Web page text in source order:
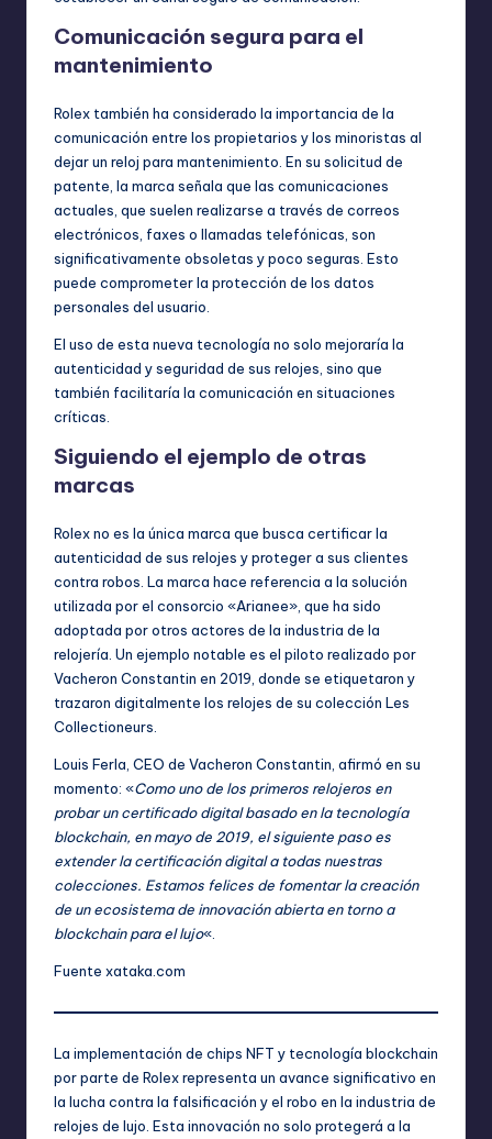
Comunicación segura para el
mantenimiento
Rolex también ha considerado la importancia de la
comunicación entre los propietarios y los minoristas al
dejar un reloj para mantenimiento. En su solicitud de
patente, la marca señala que las comunicaciones
actuales, que suelen realizarse a través de correos
electrónicos, faxes o llamadas telefónicas, son
significativamente obsoletas y poco seguras. Esto
puede comprometer la protección de los datos
personales del usuario.
El uso de esta nueva tecnología no solo mejoraría la
autenticidad y seguridad de sus relojes, sino que
también facilitaría la comunicación en situaciones
críticas.
Siguiendo el ejemplo de otras
marcas
Rolex no es la única marca que busca certificar la
autenticidad de sus relojes y proteger a sus clientes
contra robos. La marca hace referencia a la solución
utilizada por el consorcio «Arianee», que ha sido
adoptada por otros actores de la industria de la
relojería. Un ejemplo notable es el piloto realizado por
Vacheron Constantin en 2019, donde se etiquetaron y
trazaron digitalmente los relojes de su colección Les
Collectioneurs.
Louis Ferla, CEO de Vacheron Constantin, afirmó en su
momento: «Como uno de los primeros relojeros en
probar un certificado digital basado en la tecnología
blockchain, en mayo de 2019, el siguiente paso es
extender la certificación digital a todas nuestras
colecciones. Estamos felices de fomentar la creación
de un ecosistema de innovación abierta en torno a
blockchain para el lujo«.
Fuente xataka.com
La implementación de chips NFT y tecnología blockchain
por parte de Rolex representa un avance significativo en
la lucha contra la falsificación y el robo en la industria de
relojes de lujo. Esta innovación no solo protegerá a la